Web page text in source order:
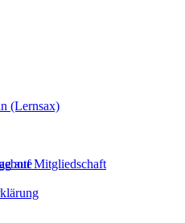
(Lernsax)
auf Mitgliedschaft